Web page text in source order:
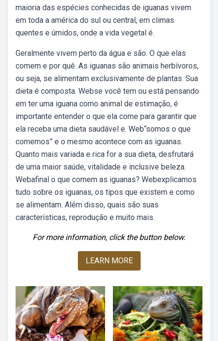
maioria das espécies conhecidas de iguanas vivem
em toda a américa do sul ou central, em climas
quentes e úmidos, onde a vida vegetal é.
Geralmente vivem perto da água e são. O que elas
comem e por quê. As iguanas são animais herbívoros,
ou seja, se alimentam exclusivamente de plantas. Sua
dieta é composta. Webse você tem ou está pensando
em ter uma iguana como animal de estimação, é
importante entender o que ela come para garantir que
ela receba uma dieta saudável e. Web“somos o que
comemos” e o mesmo acontece com as iguanas.
Quanto mais variada e rica for a sua dieta, desfrutará
de uma maior saúde, vitalidade e inclusive beleza.
Webafinal o que comem as iguanas? Webexplicamos
tudo sobre os iguanas, os tipos que existem e como
se alimentam. Além disso, quais são suas
características, reprodução e muito mais.
For more information, click the button below.
LEARN MORE